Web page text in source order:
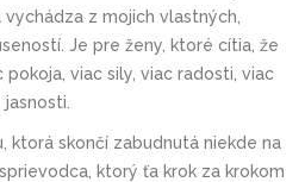
z mojich vlastných,
Je pre ženy, ktoré cítia, že
pokoja, viac sily, viac radosti, viac
jasnosti.
ktorá skončí zabudnutá niekde na
ktorý ťa krok za krokom